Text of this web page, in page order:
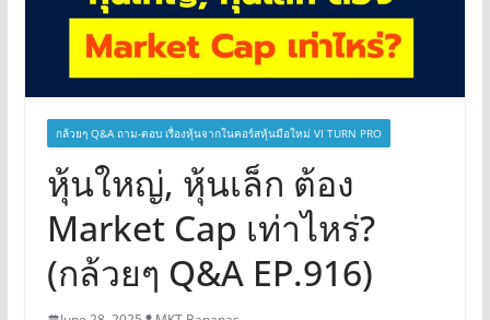
กล้วยๆ Q&A ถาม-ตอบ เรื่องหุ้นจากในคอร์สหุ้นมือใหม่ VI TURN PRO
หุ้นใหญ่, หุ้นเล็ก ต้อง
Market Cap เท่าไหร่?
(กล้วยๆ Q&A EP.916)